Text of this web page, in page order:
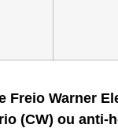
Freio Warner
(CW) ou anti-